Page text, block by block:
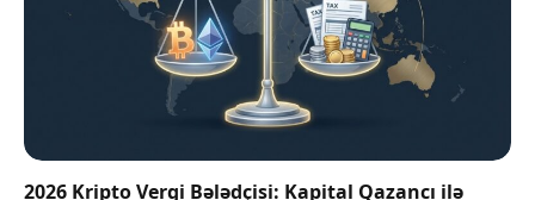
2026 Kripto Vergi Bələdçisi: Kapital Qazancı ilə